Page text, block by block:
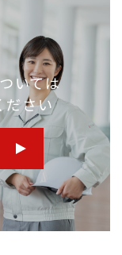
いては
ださい